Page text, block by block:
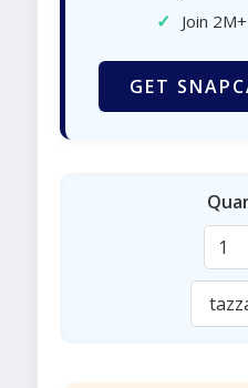
✓ Join
GET